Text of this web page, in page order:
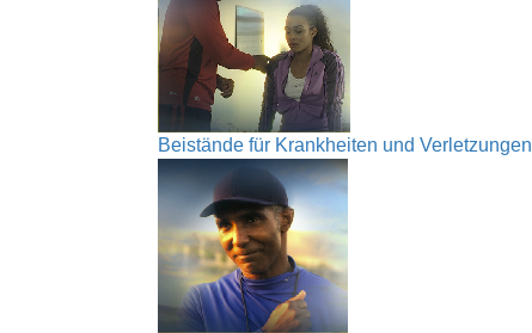
Beistände für Krankheiten und Verletzungen